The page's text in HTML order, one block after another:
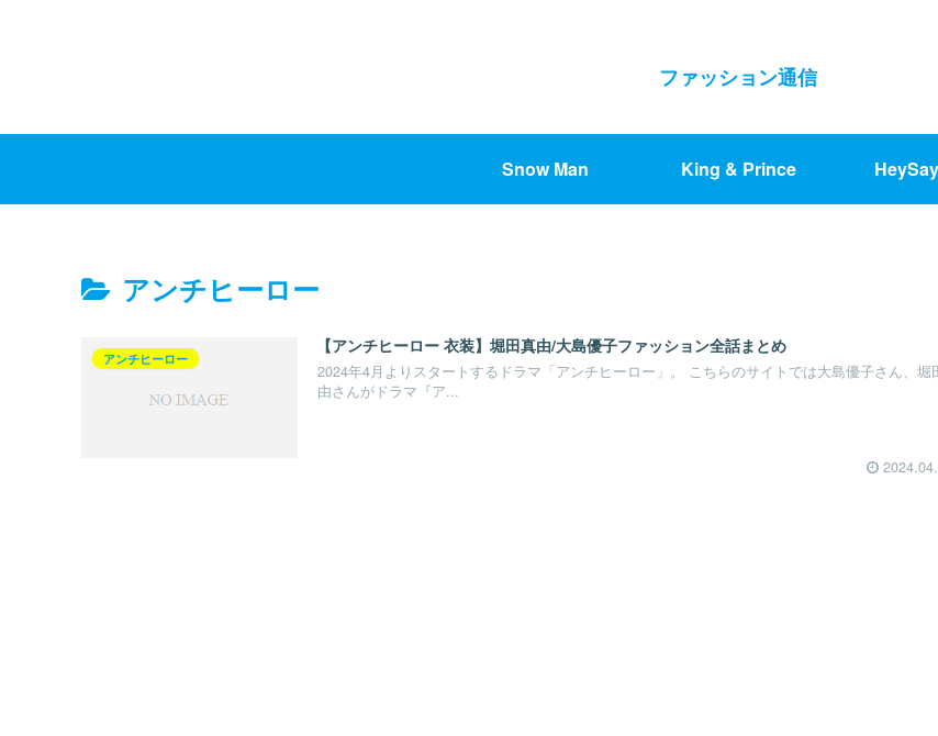
ファッション通信
Snow Man King & Prince
アンチヒーロー
アンチヒーロー
【アンチヒーロー 衣装】堀田真由/大島優子ファッション全話まとめ
2024年4月よりスタートするドラマ「アンチヒーロー」。 こちらのサイトでは大島優子さん、堀
由さんがドラマ『ア...